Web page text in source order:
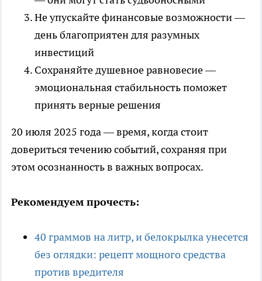
Не упускайте финансовые возможности —
день благоприятен для разумных
инвестиций
Сохраняйте душевное равновесие —
эмоциональная стабильность поможет
принять верные решения
20 июля 2025 года — время, когда стоит
довериться течению событий, сохраняя при
этом осознанность в важных вопросах.
Рекомендуем прочесть:
40 граммов на литр, и белокрылка унесется
без оглядки: рецепт мощного средства
против вредителя